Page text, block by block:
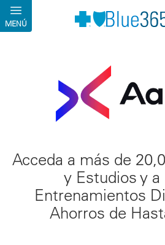
Pasar al contenido principal
MENÚ
Acceda a más de
y Estudios y a
Entrenamientos
Ahorros de